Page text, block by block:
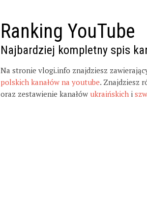
Ranking YouTube
Najbardziej kompletny spis
Na stronie vlogi.info znajdziesz
polskich kanałów na youtube. Znajdziesz
oraz zestawienie kanałów ukraińskich i